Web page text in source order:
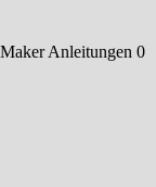
Anleitungen 0